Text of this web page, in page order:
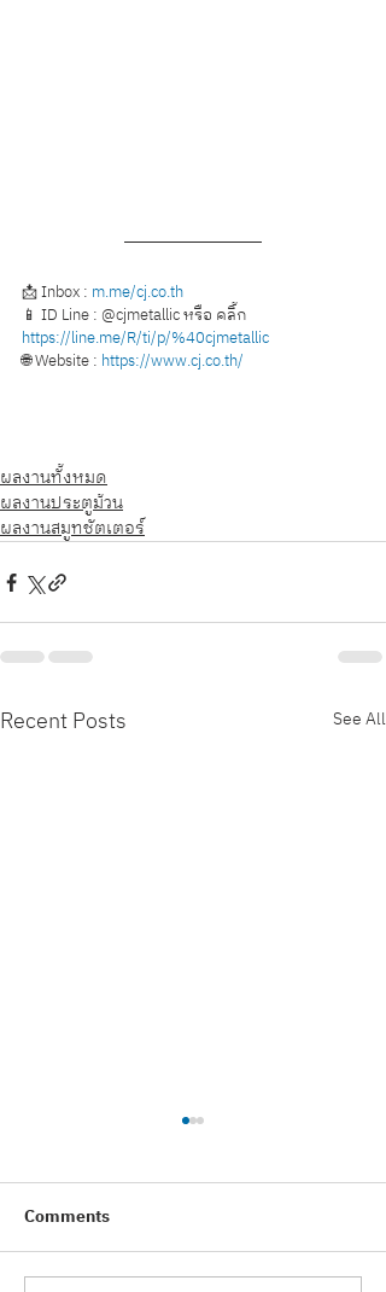
📩 Inbox : m.me/cj.co.th
📱 ID Line : @cjmetallic หรือ คลิ้ก
https://line.me/R/ti/p/%40cjmetallic
🌐 Website : https://www.cj.co.th/
ผลงานทั้งหมด
ผลงานประตูม้วน
ผลงานสมูทชัตเตอร์
Recent Posts See All
Comments